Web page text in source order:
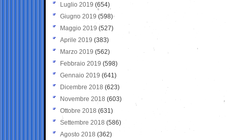
Luglio 2019 (654)
Giugno 2019 (598)
Maggio 2019 (527)
Aprile 2019 (383)
Marzo 2019 (562)
Febbraio 2019 (598)
Gennaio 2019 (641)
Dicembre 2018 (623)
Novembre 2018 (603)
Ottobre 2018 (631)
Settembre 2018 (586)
Agosto 2018 (362)